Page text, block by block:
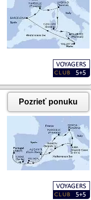
Pozrieť ponuku